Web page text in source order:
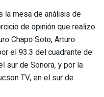
la mesa de análisis de
de opinión que realizo
Chapo Soto, Arturo
el 93.3 del cuadrante de
sur de Sonora, y por la
TV, en el sur de